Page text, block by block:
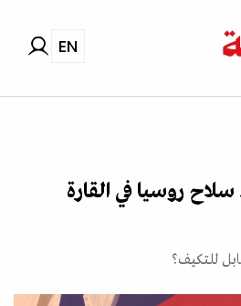
EN
روسيا في القارة
للتكيف؟